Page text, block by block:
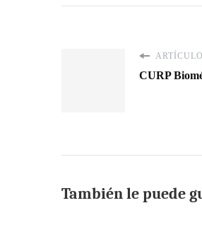
CURP
También le puede